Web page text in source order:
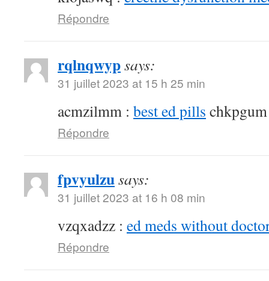
Répondre
rqlnqwypsays:
31 juillet 2023 at 15 h 25 min
acmzilmm : best ed pills chkpgum
Répondre
fpvyulzusays:
31 juillet 2023 at 16 h 08 min
vzqxadzz : ed meds without
Répondre